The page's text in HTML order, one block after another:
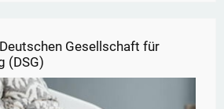
Gesellschaft für
(DSG)